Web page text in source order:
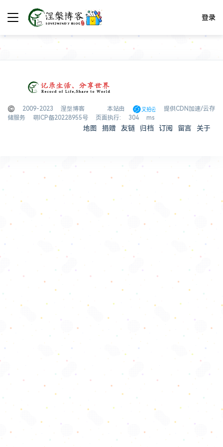
登录
© 2009-2023 涅槃博客 本站由
提供CDN加速/云存
储服务
萌ICP备20228955号 页面执行: 304 ms
地图 捐赠 友链 归档 订阅 留言 关于